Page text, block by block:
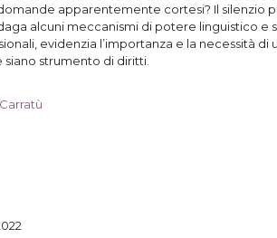
apparentemente cortesi? Il silenzio
alcuni meccanismi di potere linguistico e
evidenzia l’importanza e la necessità di
strumento di diritti.